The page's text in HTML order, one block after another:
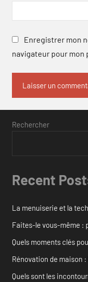
Enregistrer mon
navigateur pour mon
Rechercher
Recent
La menuiserie et la
Faites-le vous-même :
Quels moments clés
Rénovation de maison
Quels sont les